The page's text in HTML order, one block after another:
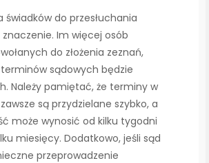
świadków do przesłuchania
Im więcej osób
do złożenia zeznań,
sądowych będzie
Należy pamiętać, że terminy w
są przydzielane szybko, a
może wynosić od kilku tygodni
miesięcy. Dodatkowo, jeśli sąd
przeprowadzenie